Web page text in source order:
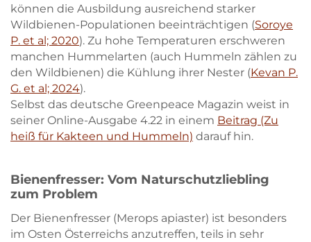
können die Ausbildung ausreichend starker
Wildbienen-Populationen beeinträchtigen (Soroye
P. et al; 2020). Zu hohe Temperaturen erschweren
manchen Hummelarten (auch Hummeln zählen zu
den Wildbienen) die Kühlung ihrer Nester (Kevan P.
G. et al; 2024).
Selbst das deutsche Greenpeace Magazin weist in
seiner Online-Ausgabe 4.22 in einem Beitrag (Zu
heiß für Kakteen und Hummeln) darauf hin.
Bienenfresser: Vom Naturschutzliebling
zum Problem
Der Bienenfresser (Merops apiaster) ist besonders
im Osten Österreichs anzutreffen, teils in sehr